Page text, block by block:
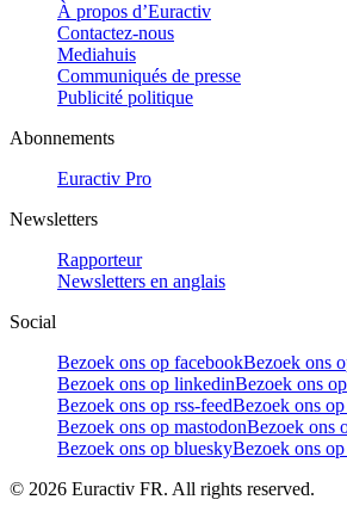
À propos d’Euractiv
Contactez-nous
Mediahuis
Communiqués de presse
Publicité politique
Abonnements
Euractiv Pro
Newsletters
Rapporteur
Newsletters en anglais
Social
Bezoek ons op facebookBezoek ons
Bezoek ons op linkedinBezoek ons
Bezoek ons op rss-feedBezoek ons
Bezoek ons op mastodonBezoek ons
Bezoek ons op blueskyBezoek ons
© 2026 Euractiv FR. All rights reserved.